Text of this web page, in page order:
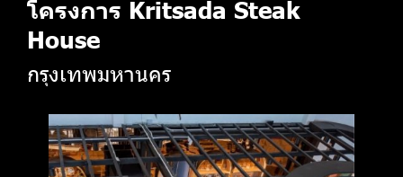
โครงการ Kritsada Steak
House
กรุงเทพมหานคร